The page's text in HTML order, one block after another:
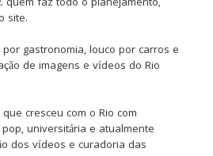
site.
gastronomia, louco por carros e
de imagens e vídeos do Rio
cresceu com o Rio com
pop, universitária e atualmente
dos vídeos e curadoria das